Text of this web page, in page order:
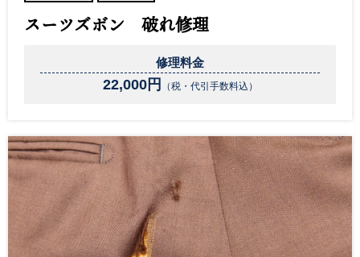
スーツズボン 破れ修理
修理料金
22,000円 （税・代引手数料込）